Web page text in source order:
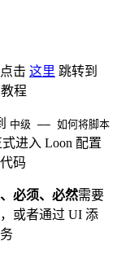
击 这里 跳转到
教程
中级 —— 如何将脚本
进入 Loon 配置
码
必须、必然需要
或者通过 UI 添